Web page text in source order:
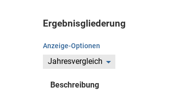
Ergebnisgliederung
Anzeige-Optionen
Jahresvergleich
Beschreibung